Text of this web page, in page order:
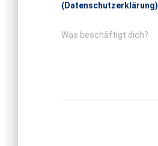
(Datenschutzerklärung)
Was beschäftigt dich?